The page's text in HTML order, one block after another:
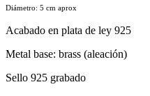
Diámetro: 5 cm aprox
Acabado en plata de ley 925
Metal base: brass (aleación)
Sello 925 grabado